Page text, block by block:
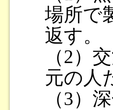
場所で
返す。
（2）
元の人
（3）